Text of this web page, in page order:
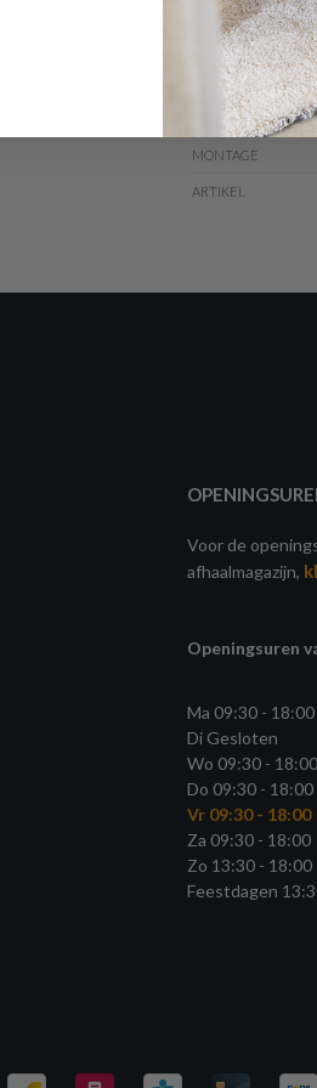
DETAILS
VARIANT
MATERIAAL
MONTAGE
ARTIKEL
Voor de
afhaalmagazijn,
Openingsuren
Ma 09:30 - 18:00
Di Gesloten
Wo 09:30 - 18:00
Do 09:30 - 18:00
Vr 09:30 - 18:00
Za 09:30 - 18:00
Zo 13:30 - 18:00
Feestdagen